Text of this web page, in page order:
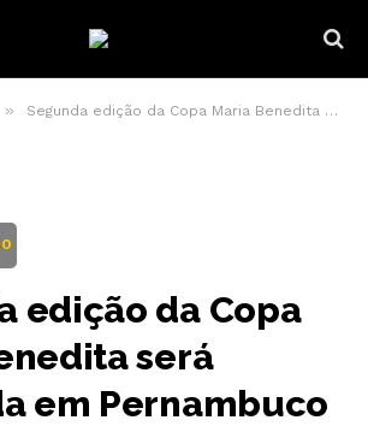
» Segunda edição da Copa Maria Benedita será realizada em Pernambuco no mês de novembro
edição da Copa
será
em Pernambuco